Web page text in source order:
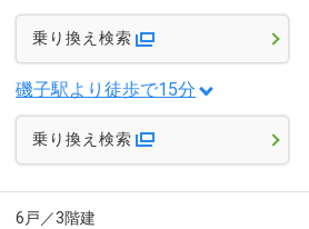
乗り換え検索
磯子駅より徒歩で15分
乗り換え検索
6戸／3階建